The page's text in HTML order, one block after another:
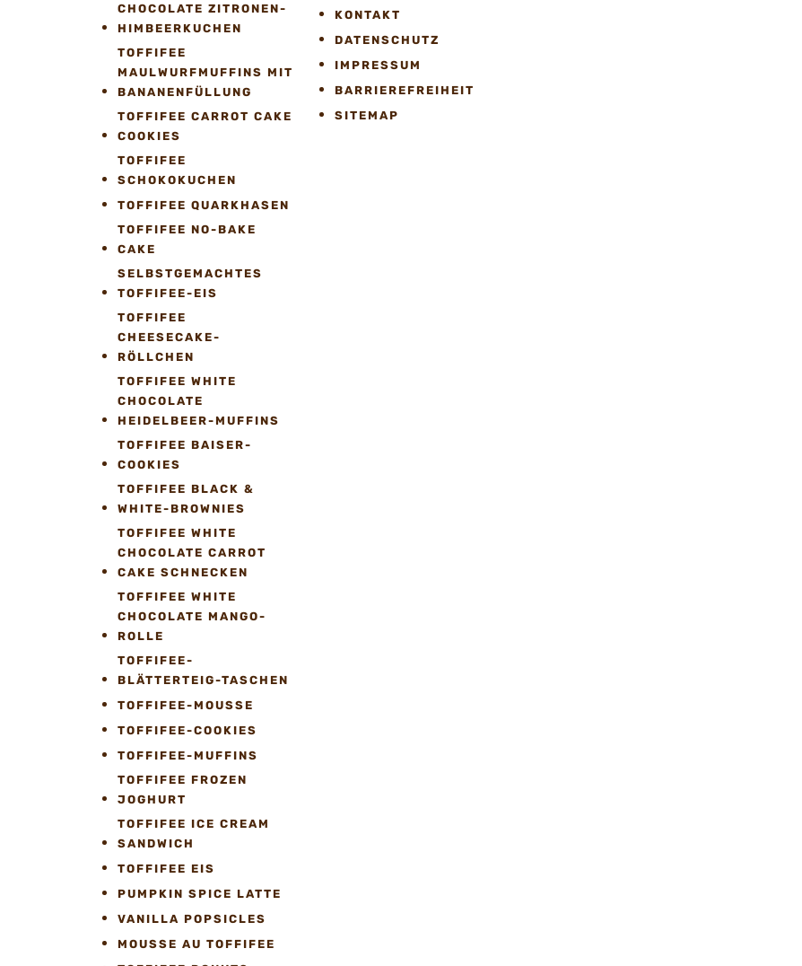
CHOCOLATE ZITRONEN-
HIMBEERKUCHEN
TOFFIFEE
MAULWURFMUFFINS MIT
BANANENFÜLLUNG
TOFFIFEE CARROT CAKE
COOKIES
TOFFIFEE
SCHOKOKUCHEN
TOFFIFEE QUARKHASEN
TOFFIFEE NO-BAKE
CAKE
SELBSTGEMACHTES
TOFFIFEE-EIS
TOFFIFEE
CHEESECAKE-
RÖLLCHEN
TOFFIFEE WHITE
CHOCOLATE
HEIDELBEER-MUFFINS
TOFFIFEE BAISER-
COOKIES
TOFFIFEE BLACK &
WHITE-BROWNIES
TOFFIFEE WHITE
CHOCOLATE CARROT
CAKE SCHNECKEN
TOFFIFEE WHITE
CHOCOLATE MANGO-
ROLLE
TOFFIFEE-
BLÄTTERTEIG-TASCHEN
TOFFIFEE-MOUSSE
TOFFIFEE-COOKIES
TOFFIFEE-MUFFINS
TOFFIFEE FROZEN
JOGHURT
TOFFIFEE ICE CREAM
SANDWICH
TOFFIFEE EIS
PUMPKIN SPICE LATTE
VANILLA POPSICLES
MOUSSE AU TOFFIFEE
KONTAKT
DATENSCHUTZ
IMPRESSUM
BARRIEREFREIHEIT
SITEMAP